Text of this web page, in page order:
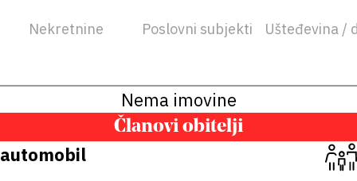
Nekretnine Poslovni subjekti Ušteđevina /
Nema imovine
Članovi obitelji
automobil